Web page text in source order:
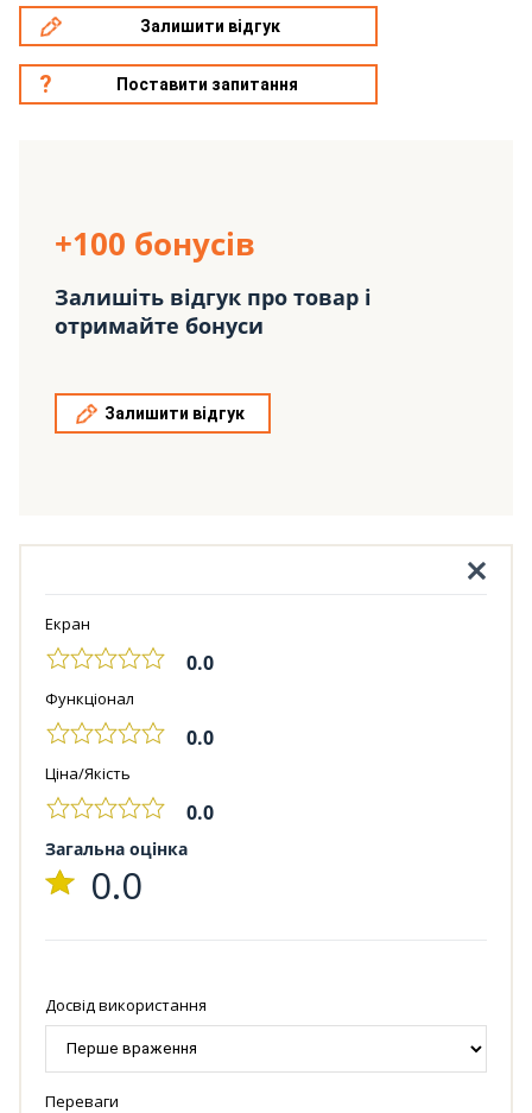
Залишити відгук
Поставити запитання
+100 бонусів
Залишіть відгук про товар і
отримайте бонуси
Залишити відгук
Екран
0.0
Функціонал
0.0
Ціна/Якість
0.0
Загальна оцінка
0.0
Досвід використання
Переваги